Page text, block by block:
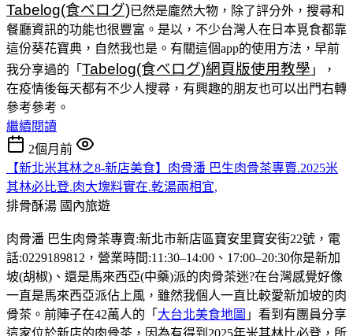
Tabelog(食べログ)已然是龐然大物，除了評分外，搜尋和
餐廳資訊的功能也很豐富。是以，不少台灣人在日本覓食都靠
這份葵花寶典，自然我也是。有關這個app的使用方法，早前
我分享過的「 Tabelog(食べログ)網頁版使用教學 」，
在疫情後每天都有不少人搜尋，有興趣的朋友也可以出門右轉
參考參考。
繼續閱讀
2個月前
【新北米其林之8-新店美食】肉骨潘 巴生肉骨茶專賣.2025米
其林必比登.肉大塊料實在.乾湯兩相宜,
排骨酥湯 國內旅遊
肉骨潘 巴生肉骨茶專賣:新北市新店區寶安里寶安街22號，電
話:0229189812，營業時間:11:30–14:00、17:00–20:30你是新加
坡(胡椒)、還是馬來西亞(中藥)派的肉骨茶迷?在台灣感覺好像
一直是馬來西亞派佔上風，雖然我個人一直比較愛新加坡的肉
骨茶。前陣子在42萬人的「 大台北美食地圖 」看到有團員分享
這家位於新店的肉骨茶，因為有得到2025年米其林比必登，所